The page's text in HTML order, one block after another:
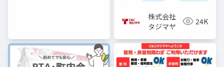
株式会社
タジマヤ
24K